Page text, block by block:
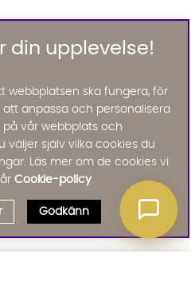
din upplevelse!
webbplatsen ska fungera, för
anpassa och personalisera
vår webbplats och
väljer själv vilka cookies du
Läs mer om de cookies vi
Cookie-policy.
Godkänn